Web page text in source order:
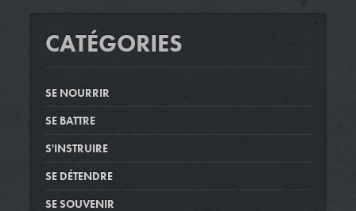
CATÉGORIES
SE NOURRIR
SE BATTRE
S'INSTRUIRE
SE DÉTENDRE
SE SOUVENIR